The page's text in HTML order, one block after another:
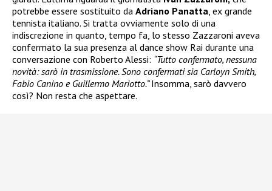
potrebbe essere sostituito da Adriano Panatta, ex grande
tennista italiano. Si tratta ovviamente solo di una
indiscrezione in quanto, tempo fa, lo stesso Zazzaroni aveva
confermato la sua presenza al dance show Rai durante una
conversazione con Roberto Alessi: “Tutto confermato, nessuna
novità: sarò in trasmissione. Sono confermati sia Carloyn Smith,
Fabio Canino e Guillermo Mariotto.”Insomma, sarò davvero
così? Non resta che aspettare.